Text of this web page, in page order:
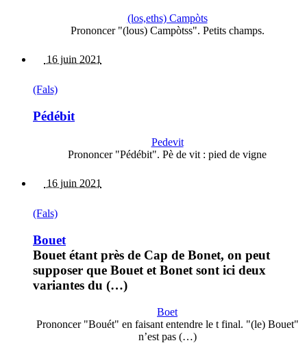
(los,eths) Campòts
Prononcer "(lous) Campòtss". Petits champs.
16 juin 2021
(Fals)
Pédébit
Pedevit
Prononcer "Pédébit". Pè de vit : pied de vigne
16 juin 2021
(Fals)
Bouet
Bouet étant près de Cap de Bonet, on peut
supposer que Bouet et Bonet sont ici deux
variantes du (…)
Boet
Prononcer "Bouét" en faisant entendre le t final. "(le) Bouet"
n’est pas (…)